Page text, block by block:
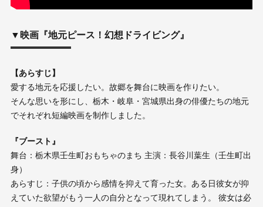
▼映画『地元ピース！幻想ドライビング』
【あらすじ】
愛する地元を応援したい。故郷を舞台に映画を作りたい。
そんな思いを形にし、栃木・岐阜・宮城県出身の俳優たちの地元
でそれぞれ短編映画を制作しました。
『ブースト』
舞台：栃木県壬生町おもちゃのまち 主演：長谷川葉生（壬生町出
身）
あらすじ：子供の頃から感情を抑えて育った女。ある日彼女が抑
えていた欲望がもう一人の自分となって現れてしまう。 彼女は必